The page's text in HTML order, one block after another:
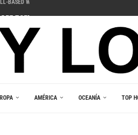
AMÉRICA OCEANÍA TOP